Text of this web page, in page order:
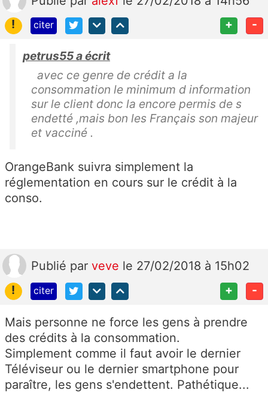
!
citer + -
petrus55 a écrit
avec ce genre de crédit a la
consommation le minimum d information
sur le client donc la encore permis de s
endetté ,mais bon les Français son majeur
et vacciné .
OrangeBank suivra simplement la
réglementation en cours sur le crédit à la
conso.
Publié par veve le 27/02/2018 à 15h02
!
citer + -
Mais personne ne force les gens à prendre
des crédits à la consommation.
Simplement comme il faut avoir le dernier
Téléviseur ou le dernier smartphone pour
paraître, les gens s'endettent. Pathétique...